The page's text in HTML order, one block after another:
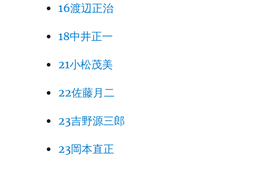
16渡辺正治
18中井正一
21小松茂美
22佐藤月二
23吉野源三郎
23岡本直正